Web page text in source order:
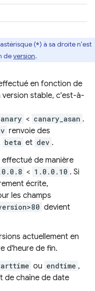
(*) à sa droite n'est
deversion.
en fonction de
stable, c'est-à-
< canary_asan .
renvoie des
beta et dev .
de manière
< 1.0.0.10 . Si
écrite,
les champs
devient
actuellement en
d'heure de fin.
ou endtime ,
de chaîne de date